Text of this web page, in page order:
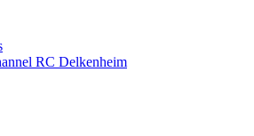
RC Delkenheim